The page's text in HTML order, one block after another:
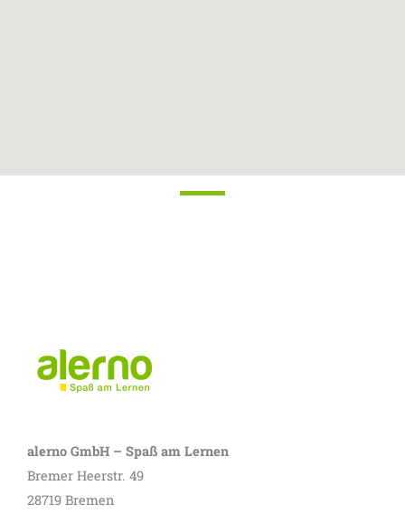
alerno GmbH – Spaß am Lernen
Bremer Heerstr. 49
28719 Bremen